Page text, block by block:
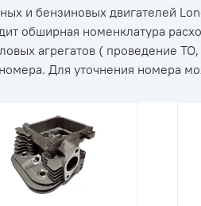
и бензиновых двигателей
обширная номенклатура
агрегатов ( проведение
Для уточнения номера